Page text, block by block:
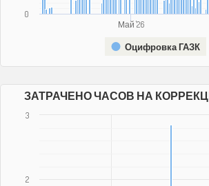
Май '26
0
Оцифровка ГАЗК
ЗАТРАЧЕНО ЧАСОВ НА
2
3